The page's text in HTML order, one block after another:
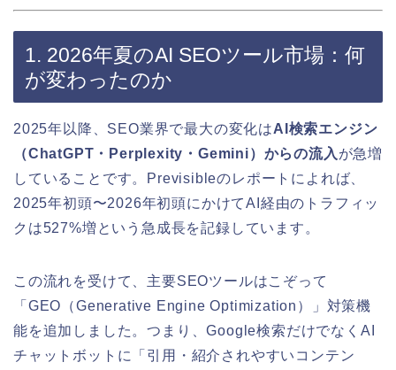
1. 2026年夏のAI SEOツール市場：何
が変わったのか
2025年以降、SEO業界で最大の変化はAI検索エンジン
（ChatGPT・Perplexity・Gemini）からの流入が急増
していることです。Previsibleのレポートによれば、
2025年初頭〜2026年初頭にかけてAI経由のトラフィッ
クは527%増という急成長を記録しています。
この流れを受けて、主要SEOツールはこぞって
「GEO（Generative Engine Optimization）」対策機
能を追加しました。つまり、Google検索だけでなくAI
チャットボットに「引用・紹介されやすいコンテン